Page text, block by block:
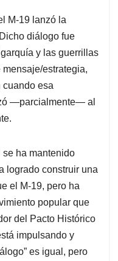
M-19 lanzó la
diálogo fue
y las guerrillas
mensaje/estrategia,
cuando esa
—parcialmente— al
se ha mantenido
logrado construir una
el M-19, pero ha
popular que
del Pacto Histórico
impulsando y
es igual, pero